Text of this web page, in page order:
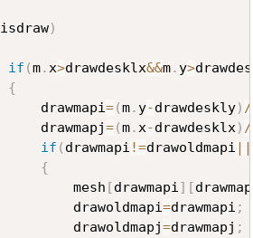
isdraw)
if (m.x>drawdesklx&&m. y>
{
				drawmapi
=(m. y-drawdeskly) /
				drawmapj
=(m.x-drawdesklx) /
if ( drawmapi !=drawoldmapi ||
{
					mesh
[drawmapi] [
					drawoldmapi
=drawmapi ;
					drawoldmapj
=drawmapj ;